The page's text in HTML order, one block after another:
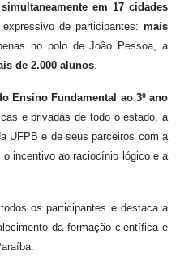
simultaneamente em 17 cidades
de participantes: mais
no polo de João Pessoa, a
de 2.000 alunos.
Ensino Fundamental ao 3º ano
e privadas de todo o estado, a
UFPB e de seus parceiros com a
incentivo ao raciocínio lógico e a
os participantes e destaca a
da formação científica e